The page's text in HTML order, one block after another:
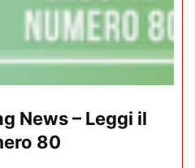
News – Leggi il
80